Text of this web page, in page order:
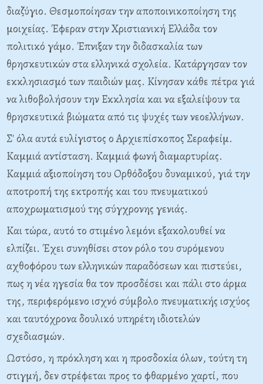
διαζύγιο. Θεσμοποίησαν την αποποινικοποίηση της
μοιχείας. Έφεραν στην Χριστιανική Ελλάδα τον
πολιτικό γάμο. Έπνιξαν την διδασκαλία των
θρησκευτικών στα ελληνικά σχολεία. Κατάργησαν τον
εκκλησιασμό των παιδιών μας. Κίνησαν κάθε πέτρα γιά
να λιθο­βολήσουν την Εκκλησία και να εξαλείψουν τα
θρησκευτικά βιώματα από τις ψυχές των νεοελλήνων.
Σ' όλα αυτά ευλίγιστος ο Αρχιεπίσκοπος Σεραφείμ.
Καμμιά αντίσταση. Καμμιά φωνή διαμαρτυρίας.
Καμμιά αξιοποίηση του Ορθόδοξου δυναμικού, γιά την
αποτροπή της εκτροπής και του πνευματικού
αποχρωματισμού της σύγχρονης γενιάς.
Και τώρα, αυτό το στιμένο λεμόνι εξακολουθεί να
ελπίζει. Έχει συνηθίσει στον ρόλο του συρόμενου
αχθοφόρου των ελληνικών παραδόσεων και πιστεύει,
πως η νέα ηγεσία θα τον προσδέσει και πάλι στο άρμα
της, περιφερόμενο ισχνό σύμβολο πνευματικής ισχύος
και ταυτόχρονα δουλικό υπηρέτη ιδιοτελών
σχεδιασμών.
Ωστόσο, η πρόκληση και η προσδοκία όλων, τούτη τη
στιγμή, δεν στρέφεται προς το φθαρμένο χαρτί, που